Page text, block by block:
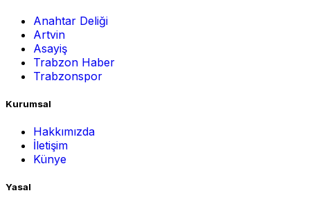
Anahtar Deliği
Artvin
Asayiş
Trabzon Haber
Trabzonspor
Kurumsal
Hakkımızda
İletişim
Künye
Yasal